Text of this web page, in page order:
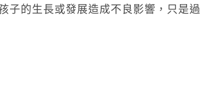
子的生長或發展造成不良影響，只是過